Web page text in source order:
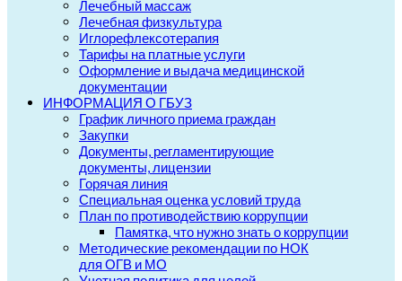
Лечебный массаж
Лечебная физкультура
Иглорефлексотерапия
Тарифы на платные услуги
Оформление и выдача медицинской
документации
ИНФОРМАЦИЯ О ГБУЗ
График личного приема граждан
Закупки
Документы, регламентирующие
документы, лицензии
Горячая линия
Специальная оценка условий труда
План по противодействию коррупции
Памятка, что нужно знать о коррупции
Методические рекомендации по НОК
для ОГВ и МО